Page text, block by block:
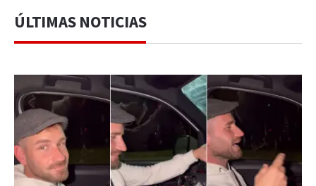
ÚLTIMAS NOTICIAS